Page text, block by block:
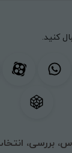
کنید.
بررسی،